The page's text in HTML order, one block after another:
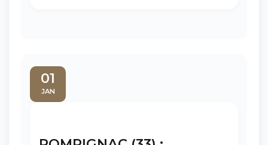
01
JAN